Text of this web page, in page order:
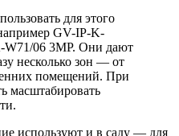
для этого
GV-IP-K-
06 3MP. Они дают
несколько зон — от
помещений. При
масштабировать
используют и в саду — для